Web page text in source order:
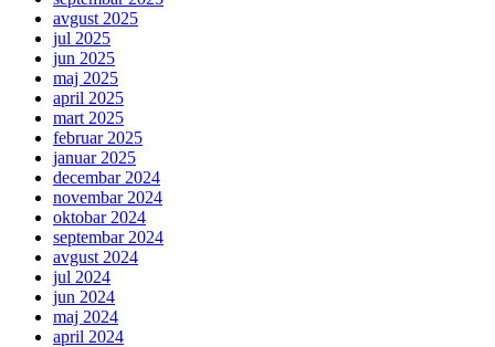
avgust 2025
jul 2025
jun 2025
maj 2025
april 2025
mart 2025
februar 2025
januar 2025
decembar 2024
novembar 2024
oktobar 2024
septembar 2024
avgust 2024
jul 2024
jun 2024
maj 2024
april 2024